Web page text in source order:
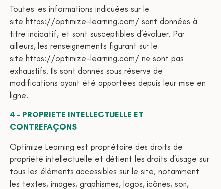
Toutes les informations indiquées sur le
site https://optimize-learning.com/ sont données à
titre indicatif, et sont susceptibles d’évoluer. Par
ailleurs, les renseignements figurant sur le
site https://optimize-learning.com/ ne sont pas
exhaustifs. Ils sont donnés sous réserve de
modifications ayant été apportées depuis leur mise en
ligne.
4 – PROPRIETE INTELLECTUELLE ET
CONTREFAÇONS
Optimize Learning est propriétaire des droits de
propriété intellectuelle et détient les droits d’usage sur
tous les éléments accessibles sur le site, notamment
les textes, images, graphismes, logos, icônes, son,